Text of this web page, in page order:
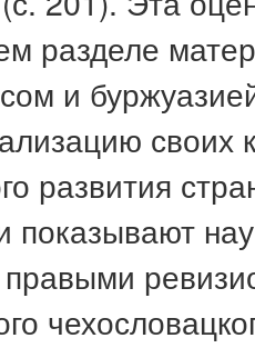
разделе
и
своих
развития
показывают